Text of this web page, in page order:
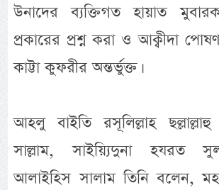
উনাদের ব্যক্তিগত হায়াত
প্রকারের প্রশ্ন করা ও আক্বীদা
কাট্টা কুফরীর অন্তর্ভুক্ত।
আহলু বাইতি রসূলিল্লাহ
সাল্লাম, সাইয়্যিদুনা হযরত
আলাইহিস সালাম তিনি বলেন,